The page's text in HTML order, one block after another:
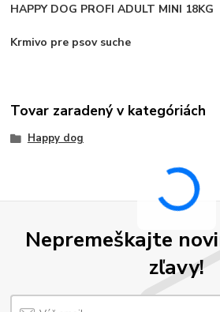
HAPPY DOG PROFI ADULT MINI 18KG
Krmivo pre psov suche
Tovar zaradený v kategóriách
Happy dog
Nepremeškajte
zľavy!